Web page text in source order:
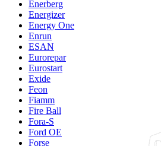
Enerberg
Energizer
Energy One
Enrun
ESAN
Eurorepar
Eurostart
Exide
Feon
Fiamm
Fire Ball
Fora-S
Ford OE
Forse